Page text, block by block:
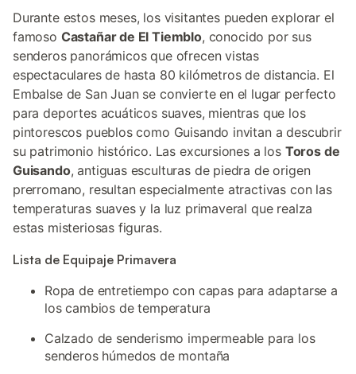
Durante estos meses, los visitantes pueden explorar el
famoso Castañar de El Tiemblo, conocido por sus
senderos panorámicos que ofrecen vistas
espectaculares de hasta 80 kilómetros de distancia. El
Embalse de San Juan se convierte en el lugar perfecto
para deportes acuáticos suaves, mientras que los
pintorescos pueblos como Guisando invitan a descubrir
su patrimonio histórico. Las excursiones a los Toros de
Guisando, antiguas esculturas de piedra de origen
prerromano, resultan especialmente atractivas con las
temperaturas suaves y la luz primaveral que realza
estas misteriosas figuras.
Lista de Equipaje Primavera
Ropa de entretiempo con capas para adaptarse a
los cambios de temperatura
Calzado de senderismo impermeable para los
senderos húmedos de montaña